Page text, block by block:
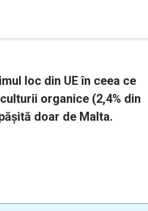
loc din UE în ceea ce
organice (2,4% din
doar de Malta.